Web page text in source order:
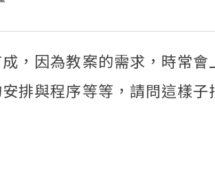
，因為教案的需求，時常
排與程序等等，請問這樣